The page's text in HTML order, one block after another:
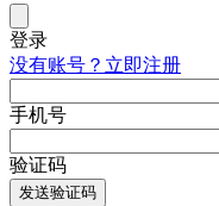
登录
没有账号？立即注册
手机号
验证码
发送验证码